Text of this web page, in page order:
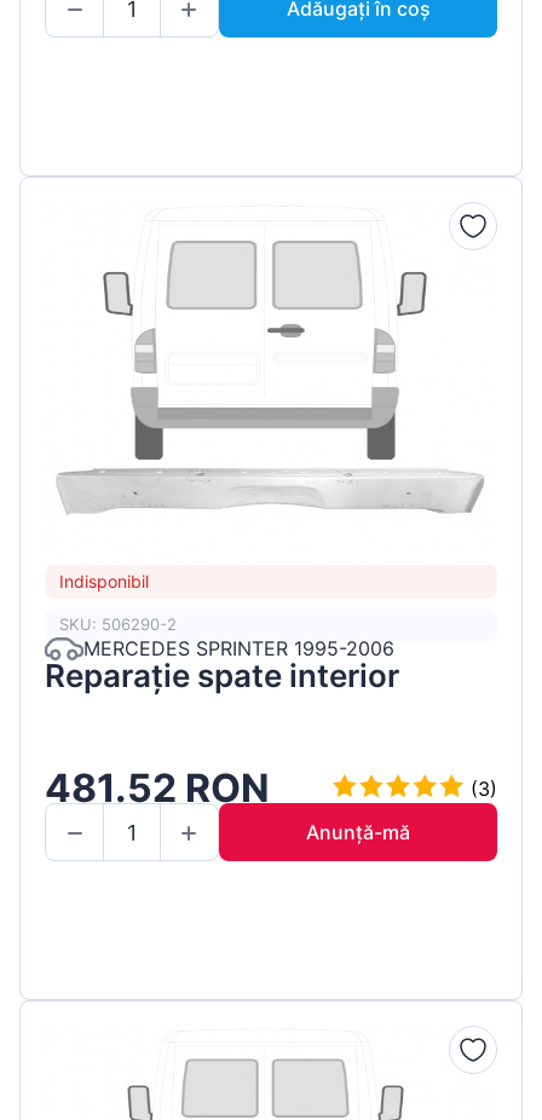
Adăugați în coș
Indisponibil
SKU: 506290-2
MERCEDES SPRINTER 1995-2006
Reparație spate interior
481.52 RON
(3)
Anunță-mă